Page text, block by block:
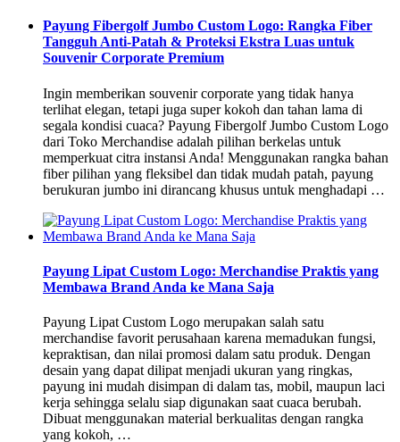
Payung Fibergolf Jumbo Custom Logo: Rangka Fiber
Tangguh Anti-Patah & Proteksi Ekstra Luas untuk
Souvenir Corporate Premium
Ingin memberikan souvenir corporate yang tidak hanya
terlihat elegan, tetapi juga super kokoh dan tahan lama di
segala kondisi cuaca? Payung Fibergolf Jumbo Custom Logo
dari Toko Merchandise adalah pilihan berkelas untuk
memperkuat citra instansi Anda! Menggunakan rangka bahan
fiber pilihan yang fleksibel dan tidak mudah patah, payung
berukuran jumbo ini dirancang khusus untuk menghadapi …
Payung Lipat Custom Logo: Merchandise Praktis yang
Membawa Brand Anda ke Mana Saja
Payung Lipat Custom Logo merupakan salah satu
merchandise favorit perusahaan karena memadukan fungsi,
kepraktisan, dan nilai promosi dalam satu produk. Dengan
desain yang dapat dilipat menjadi ukuran yang ringkas,
payung ini mudah disimpan di dalam tas, mobil, maupun laci
kerja sehingga selalu siap digunakan saat cuaca berubah.
Dibuat menggunakan material berkualitas dengan rangka
yang kokoh, …